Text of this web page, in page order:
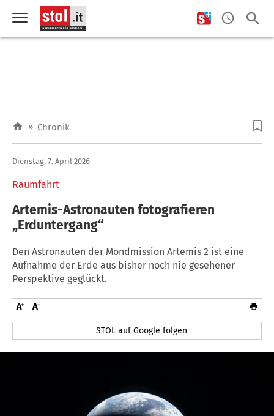
» Chronik
Raumfahrt
Dienstag, 7. April 2026
Artemis-Astronauten fotografieren
„Erduntergang“
Den Astronauten der Mondmission Artemis 2 ist eine
Aufnahme der Erde aus bisher noch nie gesehener
Perspektive geglückt.
STOL auf Google folgen